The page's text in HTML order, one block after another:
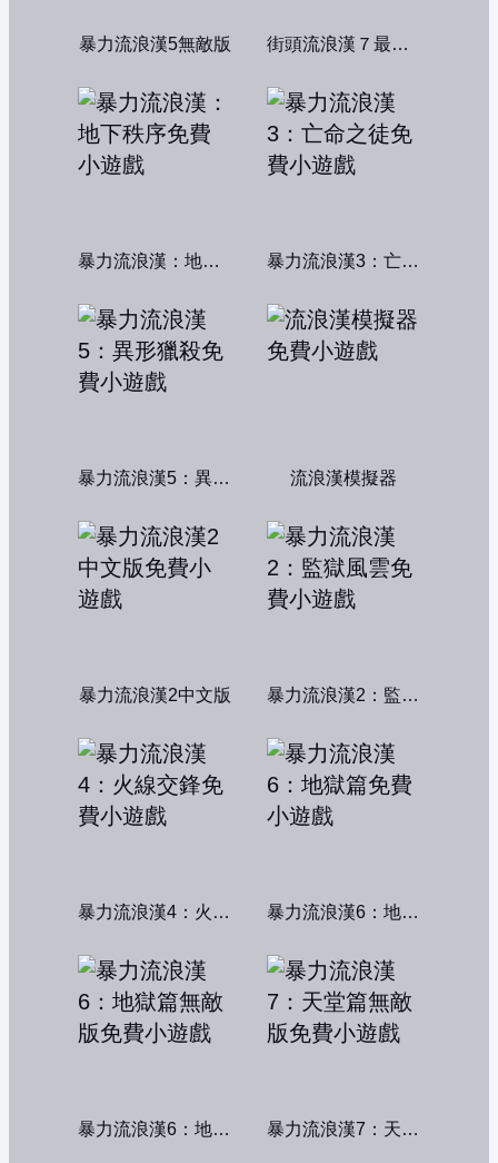
暴力流浪漢5無敵版 街頭流浪漢７最終章
暴力流浪漢：地下秩序 暴力流浪漢3：亡命之徒
暴力流浪漢5：異形獵殺 流浪漢模擬器
暴力流浪漢2中文版 暴力流浪漢2：監獄風雲
暴力流浪漢4：火線交鋒 暴力流浪漢6：地獄篇
暴力流浪漢6：地獄篇無敵版 暴力流浪漢7：天堂篇無敵版